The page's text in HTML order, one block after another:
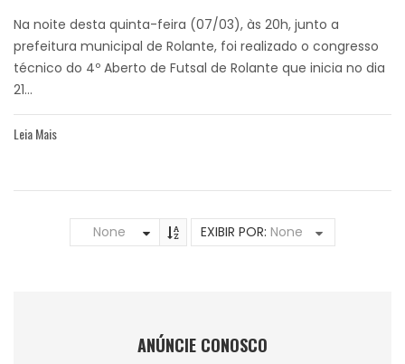
Na noite desta quinta-feira (07/03), às 20h, junto a
prefeitura municipal de Rolante, foi realizado o congresso
técnico do 4º Aberto de Futsal de Rolante que inicia no dia
21...
Leia Mais
None EXIBIR POR: None
ANÚNCIE CONOSCO